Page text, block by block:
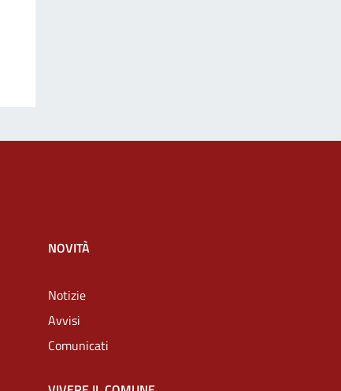
NOVITÀ
Notizie
Avvisi
Comunicati